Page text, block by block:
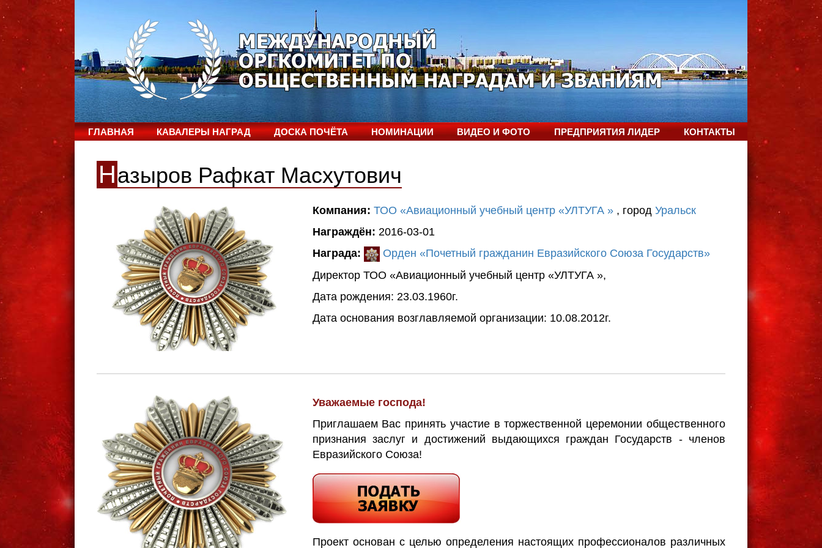
ГЛАВНАЯ КАВАЛЕРЫ НАГРАД ДОСКА ПОЧЁТА НОМИНАЦИИ ВИДЕО И ФОТО ПРЕДПРИЯТИЯ ЛИДЕР КОНТАКТЫ
Назыров Рафкат Масхутович
Компания: ТОО «Авиационный учебный центр «УЛТУГА » , город Уральск
Награждён: 2016-03-01
Награда:
Орден «Почетный гражданин Евразийского Союза Государств»
Директор ТОО «Авиационный учебный центр «УЛТУГА »,
Дата рождения: 23.03.1960г.
Дата основания возглавляемой организации: 10.08.2012г.
Уважаемые господа!
Приглашаем Вас принять участие в торжественной церемонии общественного
признания заслуг и достижений выдающихся граждан Государств - членов
Евразийского Союза!
Проект основан с целью определения настоящих профессионалов различных